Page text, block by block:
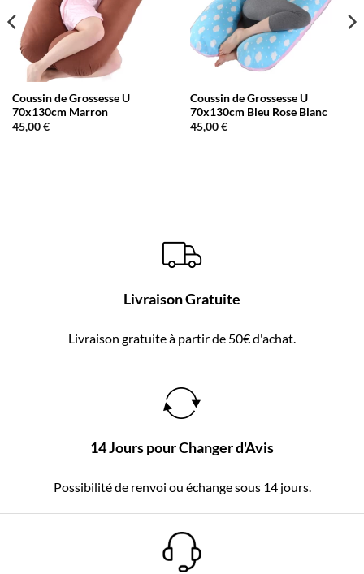
Coussin de Grossesse U
70x130cm Marron
45,00€
Coussin de Grossesse U
70x130cm Bleu Rose Blanc
45,00€
Livraison Gratuite
Livraison gratuite à partir de 50€ d'achat.
14 Jours pour Changer d'Avis
Possibilité de renvoi ou échange sous 14 jours.